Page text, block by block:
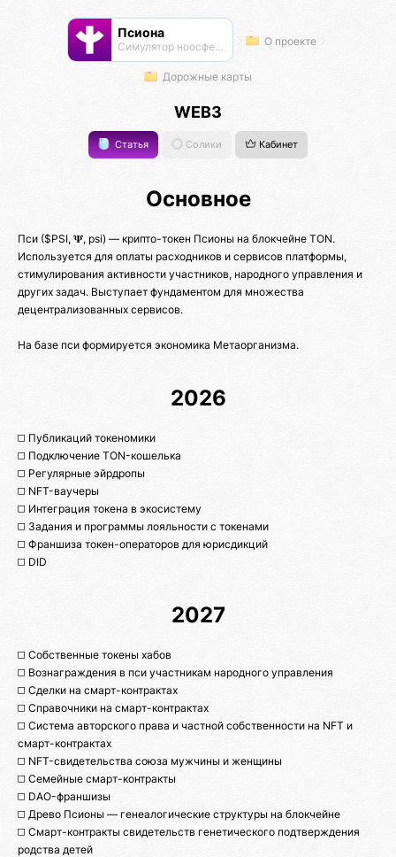
Псиона
Cимулятор ноосферы О проекте
Дорожные карты
WEB3
Статья Солики Кабинет
Основное
Пси ($PSI, 𝚿, psi) — крипто-токен Псионы на блокчейне TON.
Используется для оплаты расходников и сервисов платформы,
стимулирования активности участников, народного управления и
других задач. Выступает фундаментом для множества
децентрализованных сервисов.
На базе пси формируется экономика Метаорганизма.
2026
◻️ Публикаций токеномики
◻️ Подключение TON-кошелька
◻️ Регулярные эйрдропы
◻️ NFT-ваучеры
◻️ Интеграция токена в экосистему
◻️ Задания и программы лояльности с токенами
◻️ Франшиза токен-операторов для юрисдикций
◻️ DID
2027
◻️ Собственные токены хабов
◻️ Вознаграждения в пси участникам народного управления
◻️ Сделки на смарт-контрактах
◻️ Справочники на смарт-контрактах
◻️ Система авторского права и частной собственности на NFT и
смарт-контрактах
◻️ NFT-свидетельства союза мужчины и женщины
◻️ Семейные смарт-контракты
◻️ DAO-франшизы
◻️ Древо Псионы — генеалогические структуры на блокчейне
◻️ Смарт-контракты свидетельств генетического подтверждения
родства детей